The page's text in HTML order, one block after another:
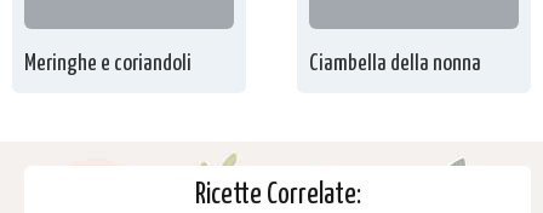
Meringhe e coriandoli Ciambella della nonna
Ricette Correlate: